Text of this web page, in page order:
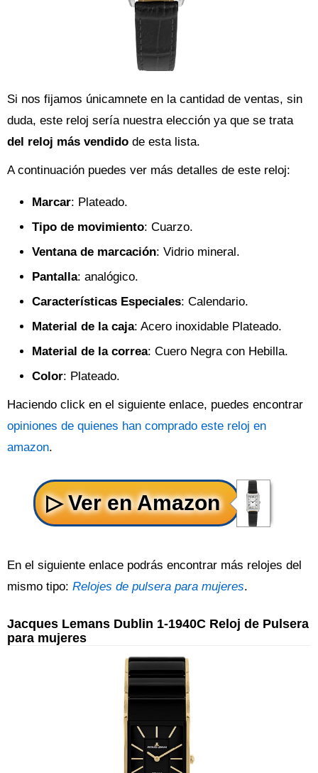
Si nos fijamos únicamnete en la cantidad de ventas, sin
duda, este reloj sería nuestra elección ya que se trata
del reloj más vendido de esta lista.
A continuación puedes ver más detalles de este reloj:
Marcar: Plateado.
Tipo de movimiento: Cuarzo.
Ventana de marcación: Vidrio mineral.
Pantalla: analógico.
Características Especiales: Calendario.
Material de la caja: Acero inoxidable Plateado.
Material de la correa: Cuero Negra con Hebilla.
Color: Plateado.
Haciendo click en el siguiente enlace, puedes encontrar
opiniones de quienes han comprado este reloj en
amazon.
En el siguiente enlace podrás encontrar más relojes del
mismo tipo: Relojes de pulsera para mujeres.
Jacques Lemans Dublin 1-1940C Reloj de Pulsera
para mujeres